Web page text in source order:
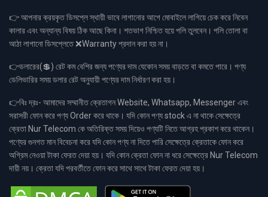
👉 আপনার ক্রয়কৃত ডিসপ্লে স্থায়ী ভাবে লাগানোর আগে মোবাইলে লাগিয়ে চেক করে নিবেন
কালার এবং অন্যান্য বিষয় ঠিক আছে কিনা। শতভাগ নিশ্চিত হয়ে পলি তুলবেন। পলি তোলা বা
আঠা লাগানো ডিসপ্লেতে ❌Warranty প্রদান করা হয় না।
👉ডলারের(💲) রেট কম বেশির জন্য পণ্যের দাম যেকোন সময় বাড়তে বা কমতে পারে। পণ্য
ডেলিভারির সময় ডলার রেট অনুযায়ী পণ্যের দাম নির্ধারণ করা হয়।
👉বিঃ দ্রঃ- আমাদের সম্মানীত ক্রেতাগন Website, Whatsapp, Messenger এবং
সরাসরী ফোন করে পণ্য Order করে থাকে। যদি কোন পণ্য stock এ না থাকে সেক্ষেত্রে
ক্রেতা Nur Telecom কে অতিরিক্ত সময় দিয়েও পণ্যটি নিতে আগ্রহ প্রকাশ করে থাকেন।
পণ্যের গুনগত মান বিবেচনা করে যদি কোন পণ্য না দিতে পারি সেক্ষেত্রে ক্রেতাকে ফোন করে
অগ্রিম নেওয়া টাকা ফেরত দেয়া হয়। যদি কোন ক্রেতা ফোন না ধরে সেক্ষেত্রে Nur Telecom
দায়ী নয়। ক্রেতা যদি পরবর্তীতে ফোন করে সাথে সাথে টাকা ফেরত দেয়া হয়।